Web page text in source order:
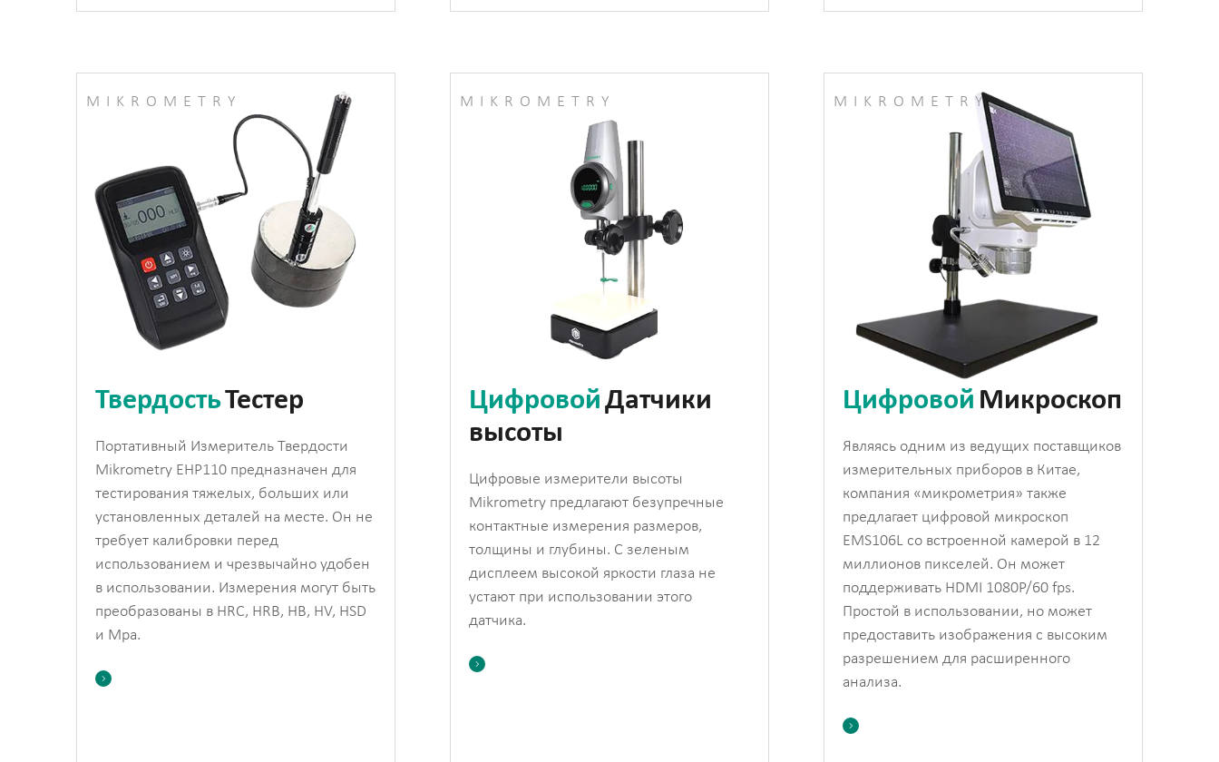
MIKROMETRY
ТвердостьТестер
Портативный Измеритель Твердости
Mikrometry EHP110 предназначен для
тестирования тяжелых, больших или
установленных деталей на месте. Он не
требует калибровки перед
использованием и чрезвычайно удобен
в использовании. Измерения могут быть
преобразованы в HRC, HRB, HB, HV, HSD
и Mpa.

MIKROMETRY
ЦифровойДатчики
высоты
Цифровые измерители высоты
Mikrometry предлагают безупречные
контактные измерения размеров,
толщины и глубины. С зеленым
дисплеем высокой яркости глаза не
устают при использовании этого
датчика.

MIKROMETRY
Цифровой Микроскоп
Являясь одним из ведущих поставщиков
измерительных приборов в Китае,
компания «микрометрия» также
предлагает цифровой микроскоп
EMS106L со встроенной камерой в 12
миллионов пикселей. Он может
поддерживать HDMI 1080P/60 fps.
Простой в использовании, но может
предоставить изображения с высоким
разрешением для расширенного
анализа.
